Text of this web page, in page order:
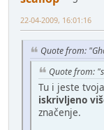
22-04-2009, 16:01:16
Quote from:
Quote from:
Tu i jeste
iskrivljeno
značenje.